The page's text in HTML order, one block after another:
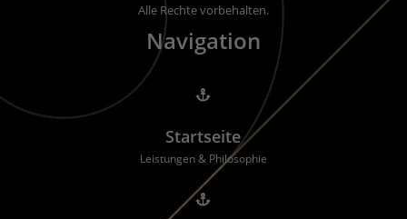
Alle Rechte vorbehalten.
Navigation

Startseite
Leistungen & Philosophie
